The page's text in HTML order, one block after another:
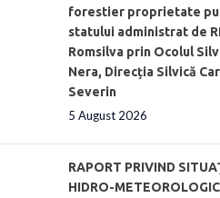
forestier proprietate
statului administrat de
Romsilva prin Ocolul
Nera, Direcția Silvică
Severin
5 August 2026
RAPORT PRIVIND
HIDRO-